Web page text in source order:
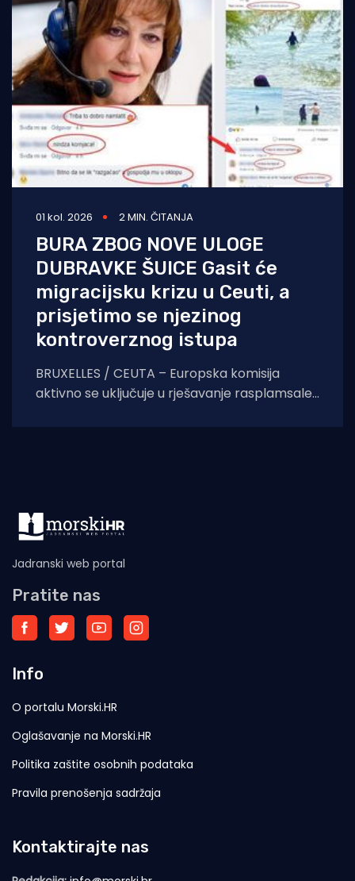
01 kol. 2026 2 MIN. ČITANJA
BURA ZBOG NOVE ULOGE
DUBRAVKE ŠUICE Gasit će
migracijsku krizu u Ceuti, a
prisjetimo se njezinog
kontroverznog istupa
BRUXELLES / CEUTA – Europska komisija
aktivno se uključuje u rješavanje rasplamsale
Jadranski web portal
Pratite nas
Info
O portalu Morski.HR
Oglašavanje na Morski.HR
Politika zaštite osobnih podataka
Pravila prenošenja sadržaja
Kontaktirajte nas